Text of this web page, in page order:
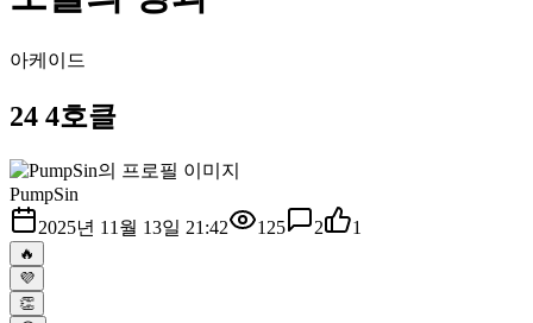
아케이드
24 4호클
PumpSin
2025년 11월 13일 21:42
125 2 1
🔥
💜
👏